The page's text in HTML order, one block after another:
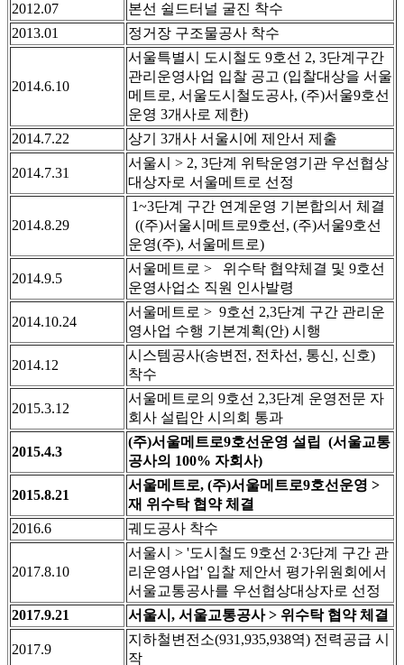
2012.07
본선 쉴드터널 굴진 착수
2013.01
정거장 구조물공사 착수
2014.6.10
서울특별시 도시철도 9호선 2, 3단계구간
관리운영사업 입찰 공고 (입찰대상을 서울
메트로, 서울도시철도공사, (주)서울9호선
운영 3개사로 제한)
2014.7.22
상기 3개사 서울시에 제안서 제출
2014.7.31
서울시 > 2, 3단계 위탁운영기관 우선협상
대상자로 서울메트로 선정
2014.8.29
1~3단계 구간 연계운영 기본합의서 체결
((주)서울시메트로9호선, (주)서울9호선
운영(주), 서울메트로)
2014.9.5
서울메트로 > 위수탁 협약체결 및 9호선
운영사업소 직원 인사발령
2014.10.24
서울메트로 > 9호선 2,3단계 구간 관리운
영사업 수행 기본계획(안) 시행
2014.12
시스템공사(송변전, 전차선, 통신, 신호)
착수
2015.3.12
서울메트로의 9호선 2,3단계 운영전문 자
회사 설립안 시의회 통과
2015.4.3
(주)서울메트로9호선운영 설립 (서울교통
공사의 100% 자회사)
2015.8.21
서울메트로, (주)서울메트로9호선운영 >
재 위수탁 협약 체결
2016.6
궤도공사 착수
2017.8.10
서울시 > '도시철도 9호선 2·3단계 구간 관
리운영사업' 입찰 제안서 평가위원회에서
서울교통공사를 우선협상대상자로 선정
2017.9.21
서울시, 서울교통공사 > 위수탁 협약 체결
2017.9
지하철변전소(931,935,938역) 전력공급 시
작